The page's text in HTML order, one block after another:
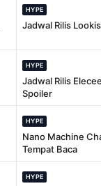
HYPE
Jadwal Rilis
HYPE
Jadwal Rilis
Spoiler
HYPE
Nano Machine
Tempat Baca
HYPE